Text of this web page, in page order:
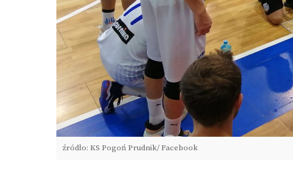
źródło: KS Pogoń Prudnik/ Facebook